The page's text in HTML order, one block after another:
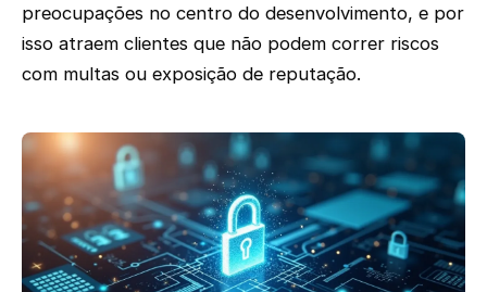
preocupações no centro do desenvolvimento, e por
isso atraem clientes que não podem correr riscos
com multas ou exposição de reputação.